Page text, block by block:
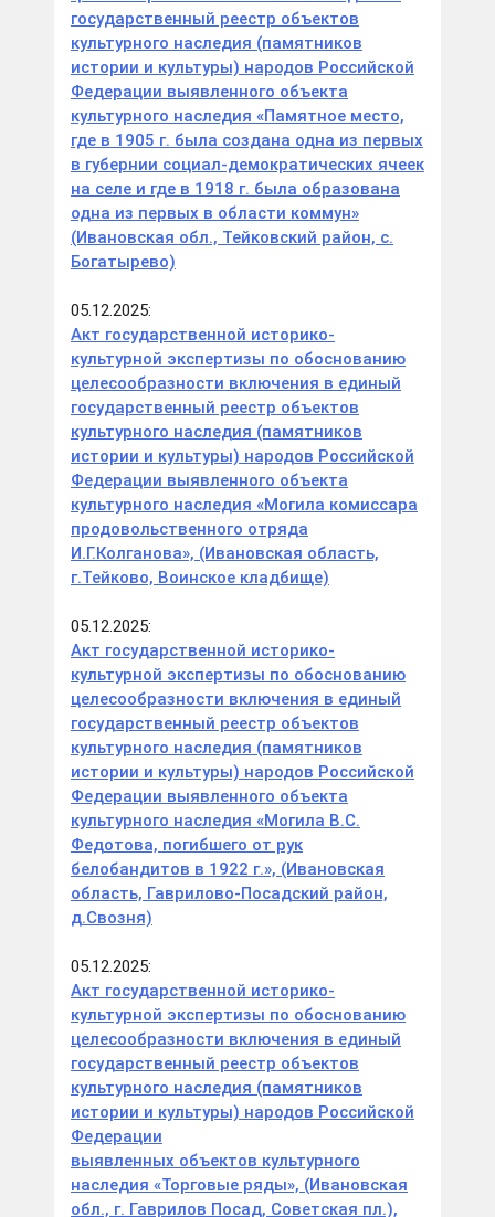
государственный реестр объектов
культурного наследия (памятников
истории и культуры) народов Российской
Федерации выявленного объекта
культурного наследия «Памятное место,
где в 1905 г. была создана одна из первых
в губернии социал-демократических ячеек
на селе и где в 1918 г. была образована
одна из первых в области коммун»
(Ивановская обл., Тейковский район, с.
Богатырево)
05.12.2025:
Акт государственной историко-
культурной экспертизы по обоснованию
целесообразности включения в единый
государственный реестр объектов
культурного наследия (памятников
истории и культуры) народов Российской
Федерации выявленного объекта
культурного наследия «Могила комиссара
продовольственного отряда
И.Г.Колганова», (Ивановская область,
г.Тейково, Воинское кладбище)
05.12.2025:
Акт государственной историко-
культурной экспертизы по обоснованию
целесообразности включения в единый
государственный реестр объектов
культурного наследия (памятников
истории и культуры) народов Российской
Федерации выявленного объекта
культурного наследия «Могила В.С.
Федотова, погибшего от рук
белобандитов в 1922 г.», (Ивановская
область, Гаврилово-Посадский район,
д.Свозня)
05.12.2025:
Акт государственной историко-
культурной экспертизы по обоснованию
целесообразности включения в единый
государственный реестр объектов
культурного наследия (памятников
истории и культуры) народов Российской
Федерации
выявленных объектов культурного
наследия «Торговые ряды», (Ивановская
обл., г. Гаврилов Посад, Советская пл.),